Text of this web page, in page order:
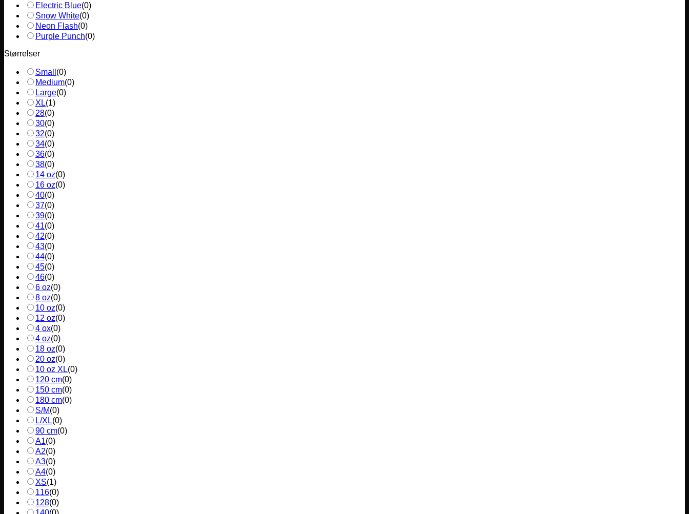
Electric Blue(0)
Snow White(0)
Neon Flash(0)
Purple Punch(0)
Størrelser
Small (0)
Medium(0)
Large(0)
XL(1)
28(0)
30(0)
32(0)
34(0)
36(0)
38(0)
14 oz(0)
16 oz(0)
40(0)
37(0)
39(0)
41(0)
42(0)
43(0)
44(0)
45(0)
46(0)
6 oz(0)
8 oz(0)
10 oz(0)
12 oz(0)
4 ox(0)
4 oz(0)
18 oz(0)
20 oz(0)
10 oz XL(0)
120 cm(0)
150 cm(0)
180 cm(0)
S/M(0)
L/XL(0)
90 cm(0)
A1(0)
A2(0)
A3(0)
A4(0)
XS(1)
116(0)
128(0)